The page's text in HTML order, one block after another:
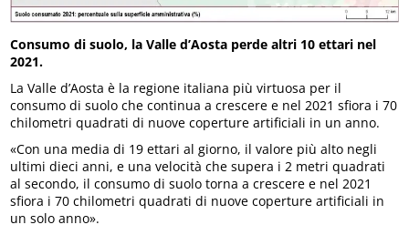
Consumo di suolo, la Valle d’Aosta perde altri 10 ettari nel
2021.
La Valle d’Aosta è la regione italiana più virtuosa per il
consumo di suolo che continua a crescere e nel 2021 sfiora i 70
chilometri quadrati di nuove coperture artificiali in un anno.
«Con una media di 19 ettari al giorno, il valore più alto negli
ultimi dieci anni, e una velocità che supera i 2 metri quadrati
al secondo, il consumo di suolo torna a crescere e nel 2021
sfiora i 70 chilometri quadrati di nuove coperture artificiali in
un solo anno».